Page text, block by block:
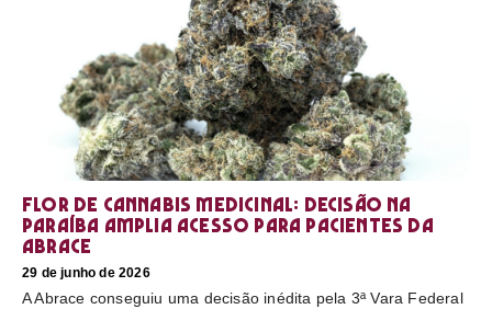
Flor de cannabis medicinal: decisão na
Paraíba amplia acesso para pacientes da
Abrace
29 de junho de 2026
A Abrace conseguiu uma decisão inédita pela 3ª Vara Federal